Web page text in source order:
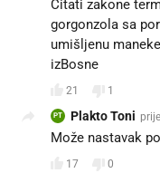
Čitati zakone
gorgonzola sa
umišljenu
izBosne
21 1
PT Plakto Toni
Može nastavak
17 0